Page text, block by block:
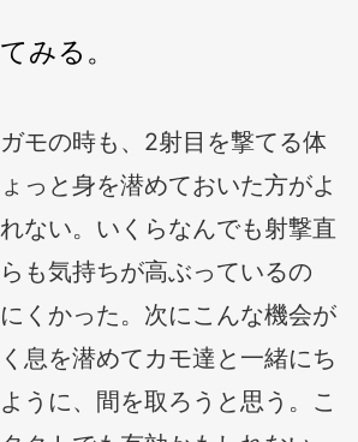
みる。
モの時も、2射目を撃てる体
っと身を潜めておいた方がよ
ない。いくらなんでも射撃直
も気持ちが高ぶっているの
くかった。次にこんな機会が
息を潜めてカモ達と一緒にち
うに、間を取ろうと思う。こ